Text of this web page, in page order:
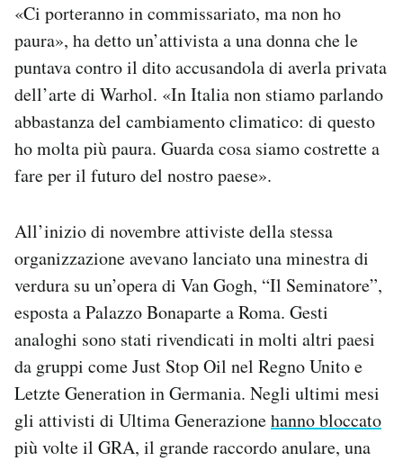
«Ci porteranno in commissariato, ma non ho
paura», ha detto un’attivista a una donna che le
puntava contro il dito accusandola di averla privata
dell’arte di Warhol. «In Italia non stiamo parlando
abbastanza del cambiamento climatico: di questo
ho molta più paura. Guarda cosa siamo costrette a
fare per il futuro del nostro paese».
All’inizio di novembre attiviste della stessa
organizzazione avevano lanciato una minestra di
verdura su un’opera di Van Gogh, “Il Seminatore”,
esposta a Palazzo Bonaparte a Roma. Gesti
analoghi sono stati rivendicati in molti altri paesi
da gruppi come Just Stop Oil nel Regno Unito e
Letzte Generation in Germania. Negli ultimi mesi
gli attivisti di Ultima Generazionehanno bloccato
più volte il GRA, il grande raccordo anulare, una